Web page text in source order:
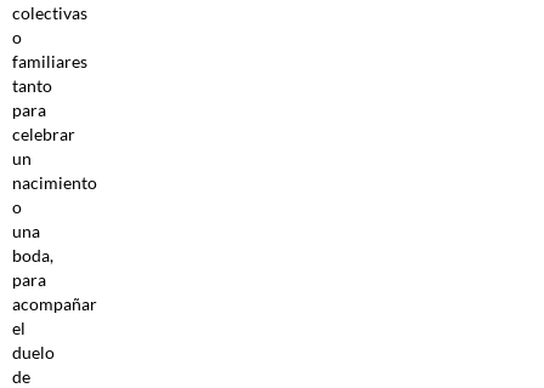
colectivas
o
familiares
tanto
para
celebrar
un
nacimiento
o
una
boda,
para
acompañar
el
duelo
de